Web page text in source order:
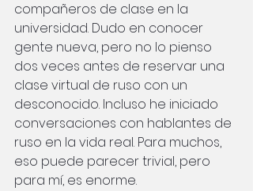
compañeros de clase en la
universidad. Dudo en conocer
gente nueva, pero no lo pienso
dos veces antes de reservar una
clase virtual de ruso con un
desconocido. Incluso he iniciado
conversaciones con hablantes de
ruso en la vida real. Para muchos,
eso puede parecer trivial, pero
para mí, es enorme.